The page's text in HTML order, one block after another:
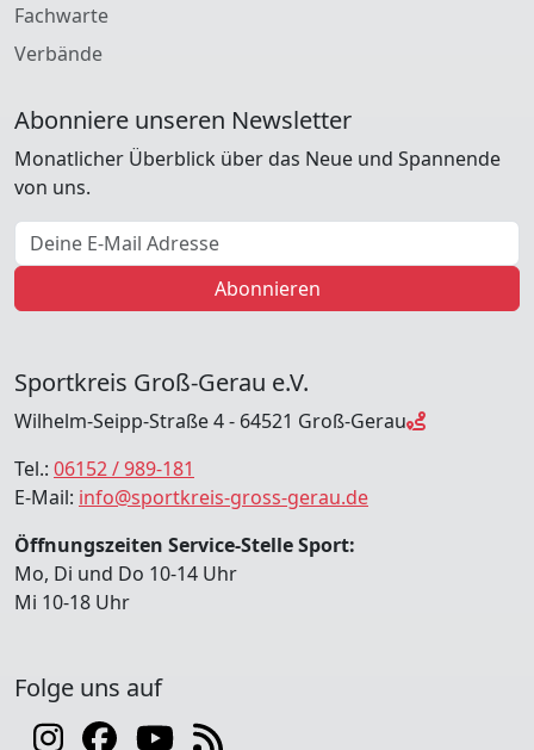
Fachwarte
Verbände
Abonniere unseren Newsletter
Monatlicher Überblick über das Neue und Spannende
von uns.
E-Mail Adresse
Abonnieren
Sportkreis Groß-Gerau e.V.
Wilhelm-Seipp-Straße 4 - 64521 Groß-Gerau
Tel.: 06152 / 989-181
E-Mail: info@sportkreis-gross-gerau.de
Öffnungszeiten Service-Stelle Sport:
Mo, Di und Do 10-14 Uhr
Mi 10-18 Uhr
Folge uns auf